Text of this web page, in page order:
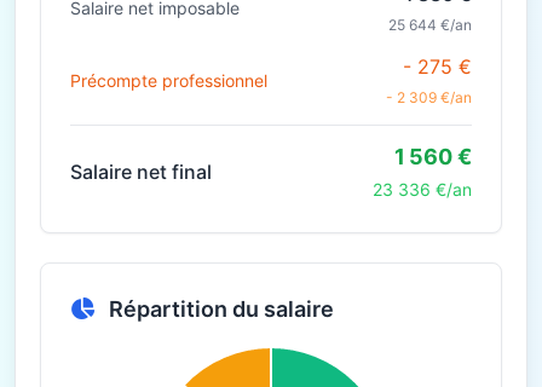
Salaire net imposable
25 644 €/an
Précompte professionnel
- 275 €
- 2 309 €/an
Salaire net final
1 560 €
23 336 €/an
Répartition du salaire